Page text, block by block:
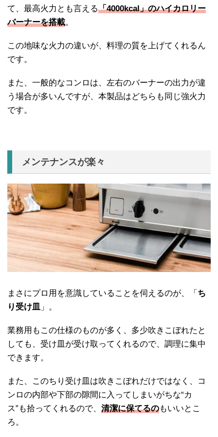
て、最高火力とも言える「4000kcal」のハイカロリー
バーナーを搭載。
この地味な火力の違いが、料理の質を上げてくれるん
です。
また、一般的なコンロは、左右のバーナーの出力が違
う場合が多いんですが、本製品はどちらも同じ強火力
です。
メンテナンスが楽々
まさにプロ用を意識していることを伺えるのが、「 ち
り受け皿 」。
業務用もこの仕様のものが多く、多少吹きこぼれたと
しても、受け皿が受け取ってくれるので、調理に集中
できます。
また、このちり受け皿は吹きこぼれだけではなく、コ
ンロの内部や下部の隙間に入ってしまいがちな“カ
ス”も拾ってくれるので、 清潔に保てるのもいいとこ
ろ。